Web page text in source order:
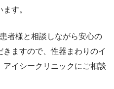
す。
者様と相談しながら安心の
ますので、性器まわりのイ
イシークリニックにご相談